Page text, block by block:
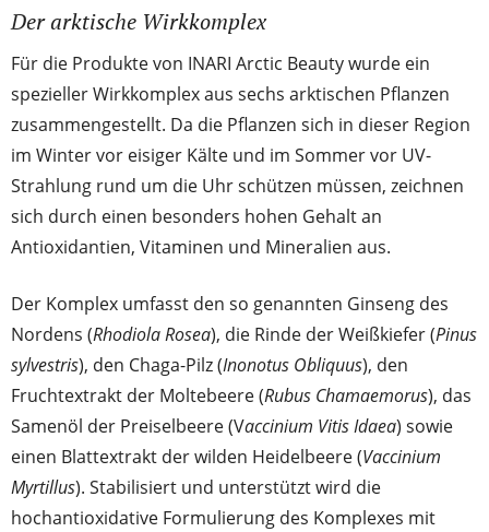
Der arktische Wirkkomplex
Für die Produkte von INARI Arctic Beauty wurde ein
spezieller Wirkkomplex aus sechs arktischen Pflanzen
zusammengestellt. Da die Pflanzen sich in dieser Region
im Winter vor eisiger Kälte und im Sommer vor UV-
Strahlung rund um die Uhr schützen müssen, zeichnen
sich durch einen besonders hohen Gehalt an
Antioxidantien, Vitaminen und Mineralien aus.
Der Komplex umfasst den so genannten Ginseng des
Nordens (Rhodiola Rosea), die Rinde der Weißkiefer (Pinus
sylvestris), den Chaga-Pilz (Inonotus Obliquus), den
Fruchtextrakt der Moltebeere (Rubus Chamaemorus), das
Samenöl der Preiselbeere (Vaccinium Vitis Idaea) sowie
einen Blattextrakt der wilden Heidelbeere (Vaccinium
Myrtillus). Stabilisiert und unterstützt wird die
hochantioxidative Formulierung des Komplexes mit